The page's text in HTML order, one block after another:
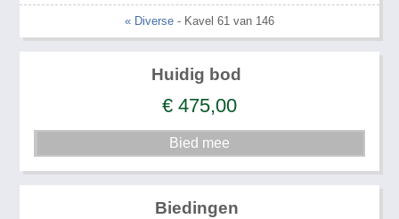
« Diverse - Kavel 61 van 146
Huidig bod
€ 475,00
Biedingen